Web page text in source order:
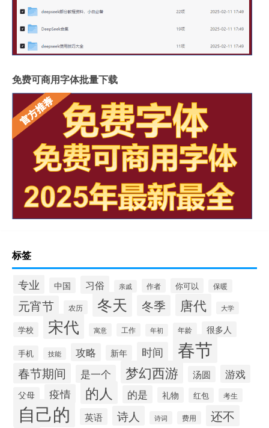
免费可商用字体批量下载
标签
专业 中国 习俗 亲戚 作者 你可以 保暖
元宵节 农历 冬天 冬季 唐代 大学
学校 宋代 寓意 工作 年初 年龄 很多人
手机 技能 攻略 新年 时间 春节
春节期间 是一个 梦幻西游 汤圆 游戏
父母 疫情 的人 的是 礼物 红包 考生
自己的 英语 诗人 诗词 费用 还不